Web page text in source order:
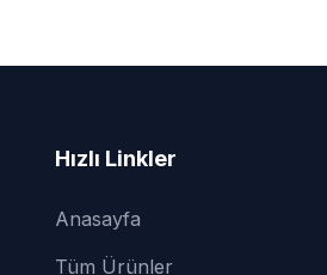
Hızlı Linkler
Anasayfa
Tüm Ürünler